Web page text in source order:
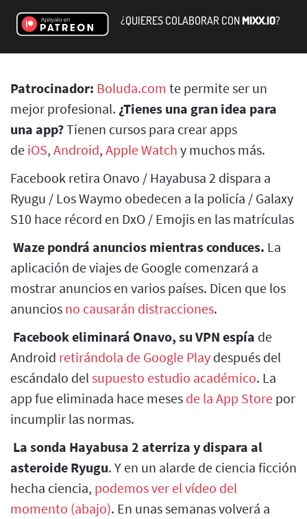
¿QUIERES COLABORAR CONMIXX.IO?
Patrocinador: Boluda.com te permite ser un
mejor profesional. ¿Tienes una gran idea para
una app?Tienen cursos para crear apps
de iOS, Android, Apple Watch y muchos más.
Facebook retira Onavo / Hayabusa 2 dispara a
Ryugu / Los Waymo obedecen a la policía / Galaxy
S10 hace récord en DxO / Emojis en las matrículas
Waze pondrá anuncios mientras conduces. La
aplicación de viajes de Google comenzará a
mostrar anuncios en varios países. Dicen que los
anuncios no causarán distracciones.
Facebook eliminará Onavo, su VPN espía de
Android retirándola de Google Play después del
escándalo del supuesto estudio académico. La
app fue eliminada hace meses de la App Store por
incumplir las normas.
La sonda Hayabusa 2 aterriza y dispara al
asteroide Ryugu. Y en un alarde de ciencia ficción
hecha ciencia, podemos ver el vídeo del
momento (abajo). En unas semanas volverá a